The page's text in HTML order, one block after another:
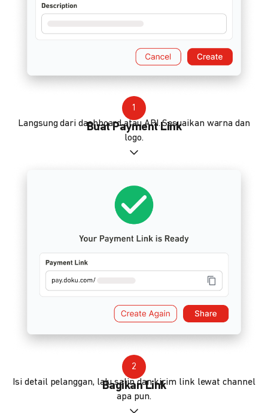
1
Buat Payment Link
Langsung dari dashboard atau API. Sesuaikan warna dan
logo.
2
Bagikan Link
Isi detail pelanggan, lalu salin dan kirim link lewat channel
apa pun.